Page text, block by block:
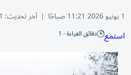
1 يونيو 2026 11:21 صباحًا | آخر تحديث: 1 يونيو 11:29 2026
استمع دقائق القراءة - 1